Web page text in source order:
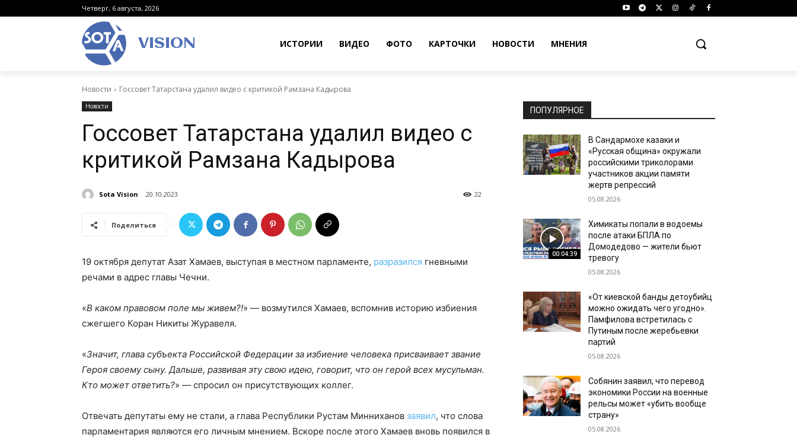
Четверг, 6 августа, 2026
VISION ИСТОРИИ ВИДЕО ФОТО КАРТОЧКИ НОВОСТИ МНЕНИЯ
Новости Госсовет Татарстана удалил видео с критикой Рамзана Кадырова
Новости
Госсовет Татарстана удалил видео с
критикой Рамзана Кадырова
Sota Vision 20.10.2023 22
Поделиться
19 октября депутат Азат Хамаев, выступая в местном парламенте, разразился гневными
речами в адрес главы Чечни.
«В каком правовом поле мы живем?!» — возмутился Хамаев, вспомнив историю избиения
сжегшего Коран Никиты Журавеля.
«Значит, глава субъекта Российской Федерации за избиение человека присваивает звание
Героя своему сыну. Дальше, развивая эту свою идею, говорит, что он герой всех мусульман.
Кто может ответить?» — спросил он присутствующих коллег.
Отвечать депутаты ему не стали, а глава Республики Рустам Минниханов заявил, что слова
парламентария являются его личным мнением. Вскоре после этого Хамаев вновь появился в
ПОПУЛЯРНОЕ
В Сандармохе казаки и
«Русская община» окружали
российскими триколорами
участников акции памяти
жертв репрессий
05.08.2026
00:04:39
Химикаты попали в водоемы
после атаки БПЛА по
Домодедово — жители бьют
тревогу
05.08.2026
«От киевской банды детоубийц
можно ожидать чего угодно».
Памфилова встретилась с
Путиным после жеребьевки
партий
05.08.2026
Собянин заявил, что перевод
экономики России на военные
рельсы может «убить вообще
страну»
05.08.2026